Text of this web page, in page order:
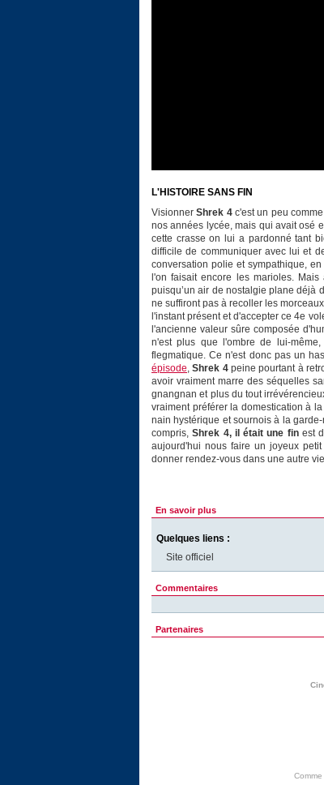
L'HISTOIRE SANS FIN
VisionnerShrek 4c'est un peu
nos années lycée, mais qui avait osé
cette crasse on lui a pardonné tant
difficile de communiquer avec lui et
conversation polie et sympathique,
l'on faisait encore les marioles.
puisqu’un air de nostalgie plane déjà
ne suffiront pas à recoller les
l'instant présent et d'accepter ce 4e
l'ancienne valeur sûre composée
n'est plus que l'ombre de lui-
flegmatique. Ce n'est donc pas un
épisode,Shrek 4peine pourtant à
avoir vraiment marre des séquelles
gnangnan et plus du tout
vraiment préférer la domestication à
nain hystérique et sournois à la
compris,Shrek 4, il était une finest
aujourd'hui nous faire un joyeux
donner rendez-vous dans une autre
En savoir plus
Quelques liens :
Site officiel
Commentaires
Partenaires